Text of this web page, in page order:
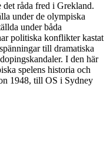
råda fred i Grekland.
under de olympiska
under båda
politiska konflikter kastat
till dramatiska
I den här
spelens historia och
1948, till OS i Sydney